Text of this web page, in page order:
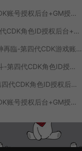
丛林大冒险-CDK账号授权后台+GM授权后台+使用教程
最强战兵-第四代CDK角色ID授权后台+GM授权后台+使用教程
鬥羅大陸之鬥神再臨-第四代CDK游戏账号授权后台+GM授权后台+使用教程
SNK全明星激斗-第四代CDK角色ID授权后台+GM授权后台+使用教程
航海王·启航-第四代CDK角色ID授权后台+GM授权后台+使用教程
新部落战魂-CDK账号授权后台+GM授权后台+使用教程